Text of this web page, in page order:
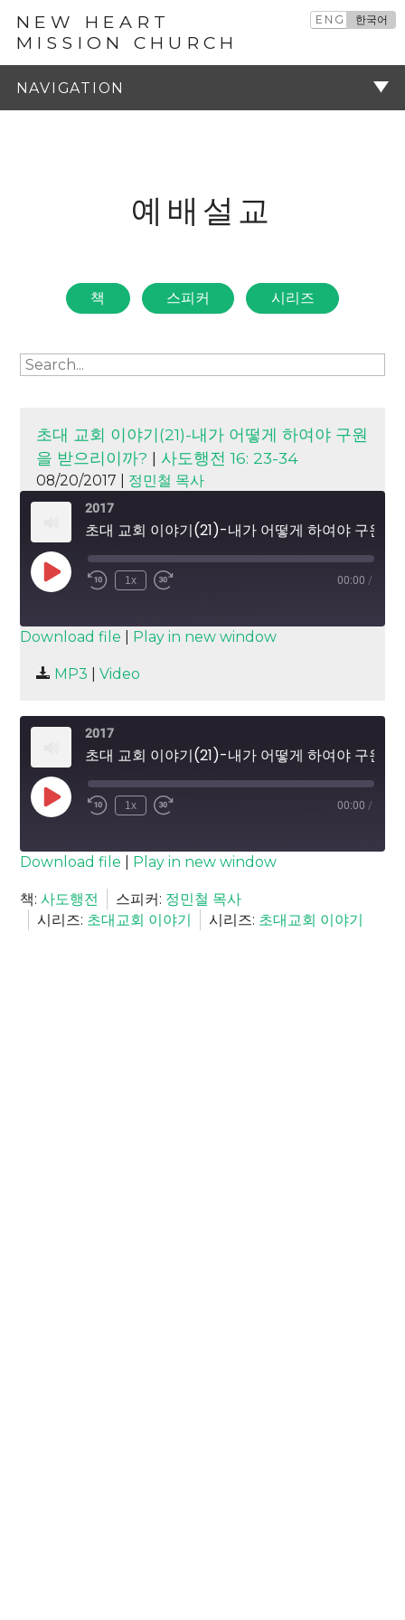
NEW HEART
MISSION CHURCH
ENG 한국어
예배설교
책 스피커 시리즈
초대 교회 이야기(21)-내가 어떻게 하여야 구원
을 받으리이까? | 사도행전 16: 23-34
08/20/2017 | 정민철 목사
2017
Play
Episode
1x 00:00 /
SUBSCRIBE
RSS FEED
SHARE
Download file Play in new window
MP3 Video
2017
Play
Episode
1x 00:00 /
SUBSCRIBE
RSS FEED
SHARE
LINK
Download file Play in new window
책:사도행전 스피커: 정민철 목사
시리즈: 초대교회 이야기 시리즈: 초대교회 이야기